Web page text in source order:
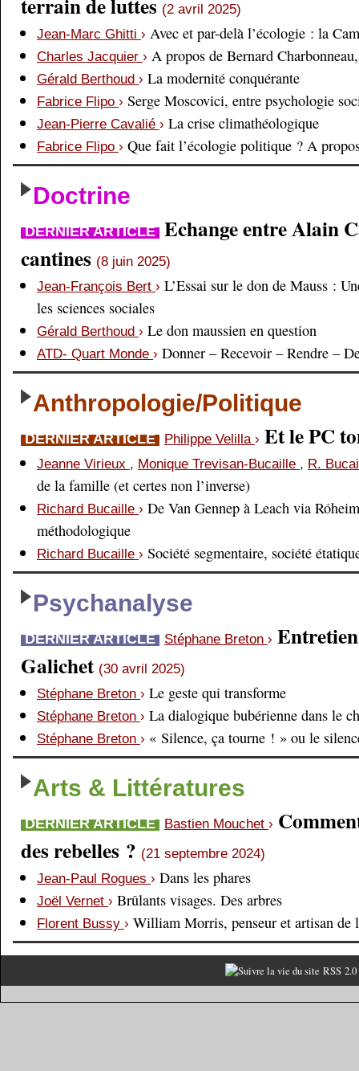
terrain de luttes (2 avril 2025)
Jean-Marc Ghitti › Avec et par-delà l’écologie : la
Charles Jacquier › A propos de Bernard
Gérald Berthoud › La modernité conquérante
Fabrice Flipo › Serge Moscovici, entre psychologie
Jean-Pierre Cavalié › La crise climathéologique
Fabrice Flipo › Que fait l’écologie politique ? A
Doctrine
DERNIER ARTICLE Echange entre Alain
cantines (8 juin 2025)
Jean-François Bert › L’Essai sur le don de Mauss :
les sciences sociales
Gérald Berthoud › Le don maussien en question
ATD- Quart Monde › Donner – Recevoir – Rendre –
Anthropologie/Politique
DERNIER ARTICLE Philippe Velilla › Et le PC
Jeanne Virieux , Monique Trevisan-Bucaille , R.
de la famille (et certes non l’inverse)
Richard Bucaille › De Van Gennep à Leach via
méthodologique
Richard Bucaille › Société segmentaire, société
Psychanalyse
DERNIER ARTICLE Stéphane Breton ›
Galichet (30 avril 2025)
Stéphane Breton › Le geste qui transforme
Stéphane Breton › La dialogique bubérienne dans le
Stéphane Breton › « Silence, ça tourne ! » ou le
Arts & Littératures
DERNIER ARTICLE Bastien Mouchet ›
des rebelles ? (21 septembre 2024)
Jean-Paul Rogues › Dans les phares
Joël Vernet › Brûlants visages. Des arbres
Florent Bussy › William Morris, penseur et artisan de
RSS 2.0